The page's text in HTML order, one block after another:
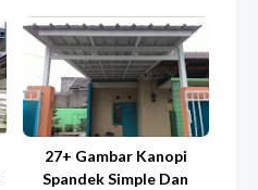
27+ Gambar Kanopi
Spandek Simple Dan